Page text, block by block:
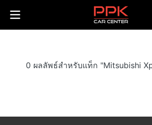
0 ผลลัพธ์สำหรับแท็ก "Mitsubishi